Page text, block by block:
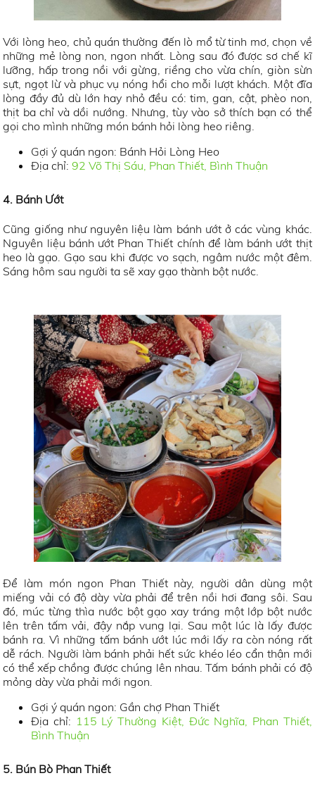
Với lòng heo, chủ quán thường đến lò mổ từ tinh mơ, chọn về
những mẻ lòng non, ngon nhất. Lòng sau đó được sơ chế kĩ
lưỡng, hấp trong nồi với gừng, riềng cho vừa chín, giòn sừn
sựt, ngọt lừ và phục vụ nóng hổi cho mỗi lượt khách. Một đĩa
lòng đầy đủ dù lớn hay nhỏ đều có: tim, gan, cật, phèo non,
thịt ba chỉ và dồi nướng. Nhưng, tùy vào sở thích bạn có thể
gọi cho mình những món bánh hỏi lòng heo riêng.
Gợi ý quán ngon: Bánh Hỏi Lòng Heo
Địa chỉ:92 Võ Thị Sáu, Phan Thiết, Bình Thuận
4. Bánh Ướt
Cũng giống như nguyên liệu làm bánh ướt ở các vùng khác.
Nguyên liệu bánh ướt Phan Thiết chính để làm bánh ướt thịt
heo là gạo. Gạo sau khi được vo sạch, ngâm nước một đêm.
Sáng hôm sau người ta sẽ xay gạo thành bột nước.
Để làm món ngon Phan Thiết này, người dân dùng một
miếng vải có độ dày vừa phải để trên nồi hơi đang sôi. Sau
đó, múc từng thìa nước bột gạo xay tráng một lớp bột nước
lên trên tấm vải, đậy nắp vung lại. Sau một lúc là lấy được
bánh ra. Vì những tấm bánh ướt lúc mới lấy ra còn nóng rất
dễ rách. Người làm bánh phải hết sức khéo léo cẩn thận mới
có thể xếp chồng được chúng lên nhau. Tấm bánh phải có độ
mỏng dày vừa phải mới ngon.
Gợi ý quán ngon: Gần chợ Phan Thiết
Địa chỉ: 115 Lý Thường Kiệt, Đức Nghĩa, Phan Thiết,
Bình Thuận
5. Bún Bò Phan Thiết